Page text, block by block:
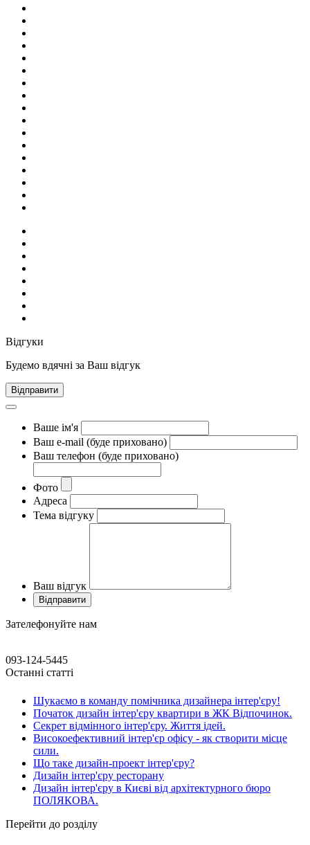
Відгуки
Будемо вдячні за Ваш відгук
Відправити
Ваше ім'я
Ваш e-mail (буде приховано)
Ваш телефон (буде приховано)
Фото
Адреса
Тема відгуку
Ваш відгук
Зателефонуйте нам
093-124-5445
Останні статті
Шукаємо в команду помічника дизайнера інтер'єру!
Початок дизайн інтер'єру квартири в ЖК Відпочинок.
Секрет відмінного інтер'єру. Життя ідей.
Високоефективний інтер'єр офісу - як створити місце
сили.
Що таке дизайн-проект інтер'єру?
Дизайн інтер'єру ресторану
Дизайн інтер'єру в Києві від архітектурного бюро
ПОЛЯКОВА.
Перейти до розділу